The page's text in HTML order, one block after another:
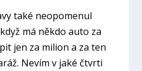
také neopomenul
má někdo auto za
jen za milion a za ten
Nevím v jaké čtvrti